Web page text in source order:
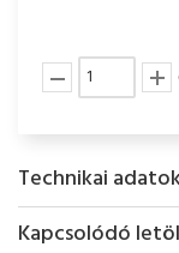
Technikai
Kapcsolódó